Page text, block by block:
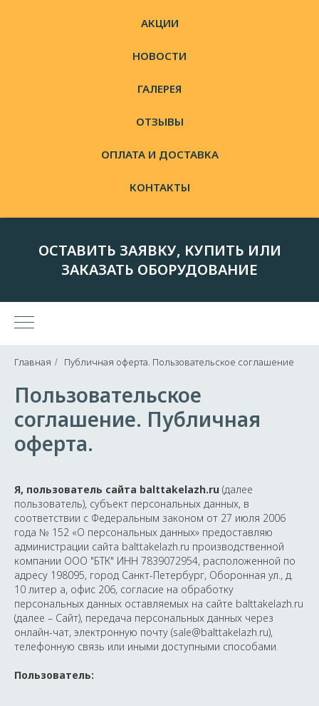
АКЦИИ
НОВОСТИ
ГАЛЕРЕЯ
ОТЗЫВЫ
ОПЛАТА И ДОСТАВКА
КОНТАКТЫ
ОСТАВИТЬ ЗАЯВКУ, КУПИТЬ ИЛИ
ЗАКАЗАТЬ ОБОРУДОВАНИЕ
Главная / Публичная оферта. Пользовательское соглашение
Пользовательское
соглашение. Публичная
оферта.
Я, пользователь сайта balttakelazh.ru (далее
пользователь), субъект персональных данных, в
соответствии с Федеральным законом от 27 июля 2006
года № 152 «О персональных данных» предоставляю
администрации сайта balttakelazh.ru производственной
компании ООО "БТК" ИНН 7839072954, расположенной по
адресу 198095, город Санкт-Петербург, Оборонная ул., д.
10 литер а, офис 206, согласие на обработку
персональных данных оставляемых на сайте balttakelazh.ru
(далее – Сайт), передача персональных данных через
онлайн-чат, электронную почту (sale@balttakelazh.ru),
телефонную связь или иными доступными способами.
Пользователь: